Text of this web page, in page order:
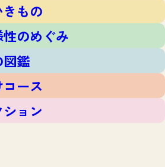
めぐみ
ス
ン
隊
TOP
ものマップ
フォーム
もの
のめぐみ
図鑑
ース
ョン